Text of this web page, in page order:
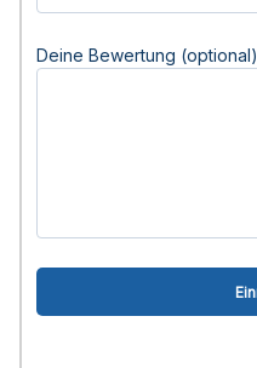
Deine Bewertung (optional)